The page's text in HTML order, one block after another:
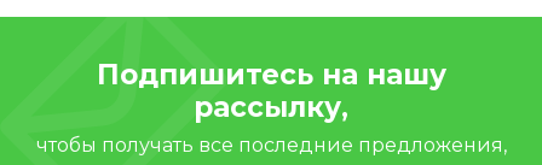
Подпишитесь на нашу
рассылку,
чтобы получать все последние предложения,